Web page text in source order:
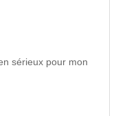
sérieux pour mon